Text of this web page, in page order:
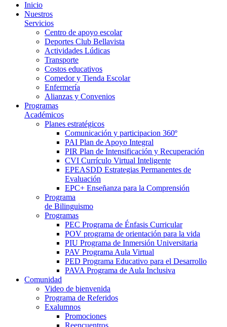
Inicio
Nuestros
Servicios
Centro de apoyo escolar
Deportes Club Bellavista
Actividades Lúdicas
Transporte
Costos educativos
Comedor y Tienda Escolar
Enfermería
Alianzas y Convenios
Programas
Académicos
Planes estratégicos
Comunicación y participacion 360º
PAI Plan de Apoyo Integral
PIR Plan de Intensificación y Recuperación
CVI Currículo Virtual Inteligente
EPEASDD Estrategias Permanentes de
Evaluación
EPC+ Enseñanza para la Comprensión
Programa
de Bilinguismo
Programas
PEC Programa de Énfasis Curricular
POV programa de orientación para la vida
PIU Programa de Inmersión Universitaria
PAV Programa Aula Virtual
PED Programa Educativo para el Desarrollo
PAVA Programa de Aula Inclusiva
Comunidad
Video de bienvenida
Programa de Referidos
Exalumnos
Promociones
Reencuentros